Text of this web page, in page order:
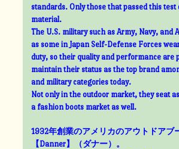
standards. Only those that passed this test
material.
The U.S. military such as Army, Navy, and
as some in Japan Self-Defense Forces
duty, so their quality and performance are
maintain their status as the top brand
and military categories today.
Not only in the outdoor market, they seat
a fashion boots market as well.
1932年創業のアメリカのアウトドアブ
【Danner】（ダナー）。